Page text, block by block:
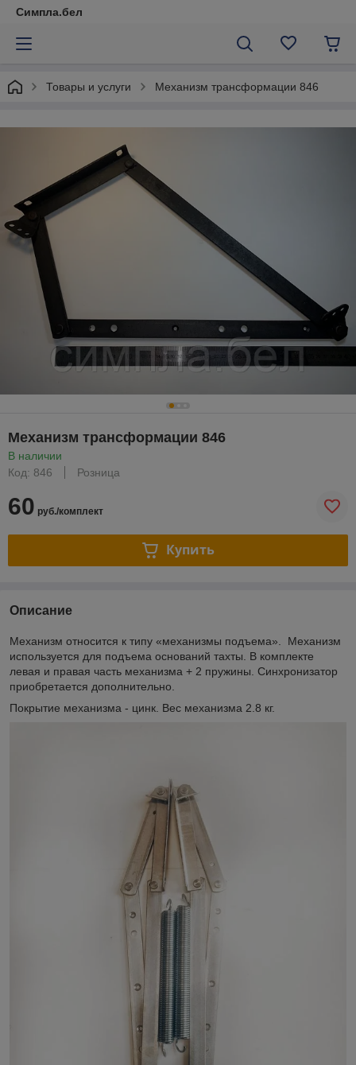
Симпла.бел
Товары и услуги Механизм трансформации 846
Механизм трансформации 846
В наличии
Код: 846
Розница
60 руб./комплект
Купить
Описание
Механизм относится к типу «механизмы подъема». Механизм
используется для подъема оснований тахты. В комплекте
левая и правая часть механизма + 2 пружины. Синхронизатор
приобретается дополнительно.
Покрытие механизма - цинк. Вес механизма 2.8 кг.